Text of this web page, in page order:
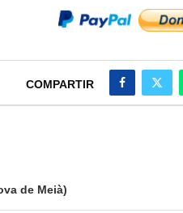
COMPARTIR
de Meià)